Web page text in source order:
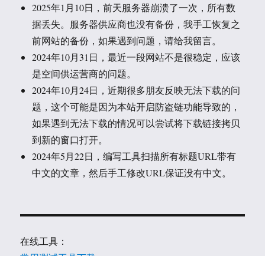
2025年1月10日，前天服务器崩溃了一次，所有数
据丢失。服务器供应商也没有备份，我手工恢复之
前网站的备份，如果遇到问题，请给我留言。
2024年10月31日，最近一段网站不是很稳定，应该
是空间供运营商的问题。
2024年10月24日，近期很多朋友反映无法下载的问
题，这个可能是因为本站开启防盗链功能导致的，
如果遇到无法下载的情况可以尝试将下载链接拷贝
到新的窗口打开。
2024年5月22日，编写工具扫描所有标题URL带有
中文的文章，然后手工修改URL保证没有中文。
在线工具：